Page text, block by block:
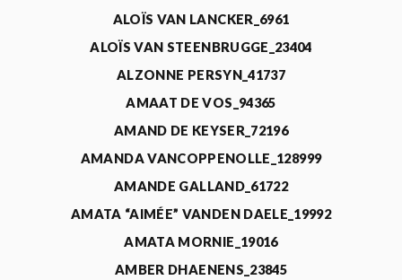
ALOÏS VAN LANCKER_6961
ALOÏS VAN STEENBRUGGE_23404
ALZONNE PERSYN_41737
AMAAT DE VOS_94365
AMAND DE KEYSER_72196
AMANDA VANCOPPENOLLE_128999
AMANDE GALLAND_61722
AMATA “AIMÉE” VANDEN DAELE_19992
AMATA MORNIE_19016
AMBER DHAENENS_23845